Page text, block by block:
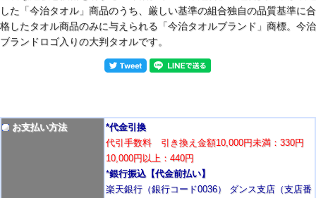
した「今治タオル」商品のうち、厳しい基準の組合独自の品質基準に合
格したタオル商品のみに与えられる「今治タオルブランド」商標。今治
ブランドロゴ入りの大判タオルです。
お支払い方法
*代金引換
代引手数料 引き換え金額10,000円未満：330円
10,000円以上：440円
*銀行振込【代金前払い】
楽天銀行（銀行コード0036） ダンス支店（支店番